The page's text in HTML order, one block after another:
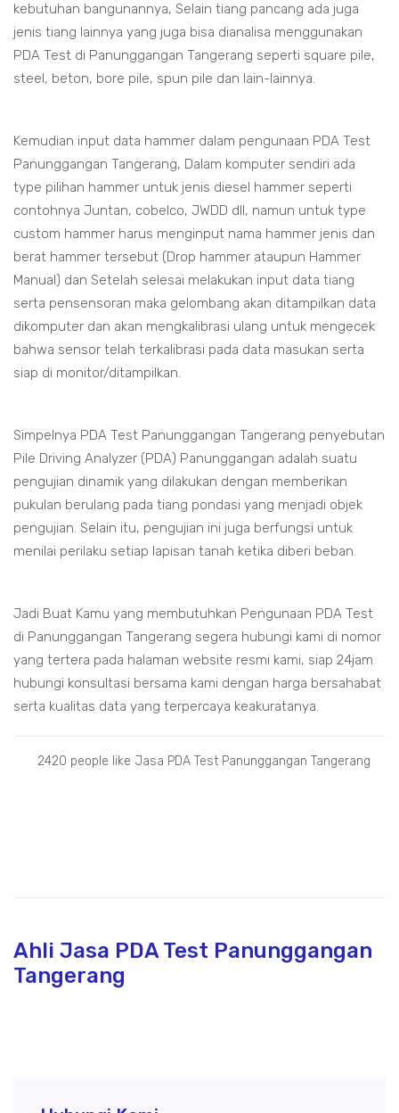
kebutuhan bangunannya, Selain tiang pancang ada juga
jenis tiang lainnya yang juga bisa dianalisa menggunakan
PDA Test di Panunggangan Tangerang seperti square pile,
steel, beton, bore pile, spun pile dan lain-lainnya.
Kemudian input data hammer dalam pengunaan PDA Test
Panunggangan Tangerang, Dalam komputer sendiri ada
type pilihan hammer untuk jenis diesel hammer seperti
contohnya Juntan, cobelco, JWDD dll, namun untuk type
custom hammer harus menginput nama hammer jenis dan
berat hammer tersebut (Drop hammer ataupun Hammer
Manual) dan Setelah selesai melakukan input data tiang
serta pensensoran maka gelombang akan ditampilkan data
dikomputer dan akan mengkalibrasi ulang untuk mengecek
bahwa sensor telah terkalibrasi pada data masukan serta
siap di monitor/ditampilkan.
Simpelnya PDA Test Panunggangan Tangerang penyebutan
Pile Driving Analyzer (PDA) Panunggangan adalah suatu
pengujian dinamik yang dilakukan dengan memberikan
pukulan berulang pada tiang pondasi yang menjadi objek
pengujian. Selain itu, pengujian ini juga berfungsi untuk
menilai perilaku setiap lapisan tanah ketika diberi beban.
Jadi Buat Kamu yang membutuhkan Pengunaan PDA Test
di Panunggangan Tangerang segera hubungi kami di nomor
yang tertera pada halaman website resmi kami, siap 24jam
hubungi konsultasi bersama kami dengan harga bersahabat
serta kualitas data yang terpercaya keakuratanya.
2420 people like Jasa PDA Test Panunggangan Tangerang
Ahli Jasa PDA Test Panunggangan
Tangerang